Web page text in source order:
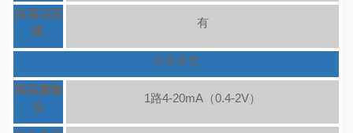
自清洁系
统
有
仪表参数
模拟量输
出
1路4-20mA（0.4-2V）